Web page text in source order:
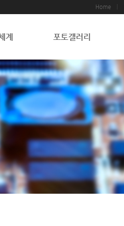
Home
계 포토갤러리